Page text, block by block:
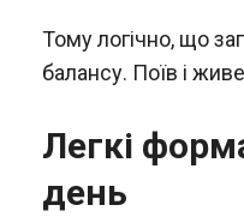
Тому логічно, що
балансу. Поїв і
Легкі
день